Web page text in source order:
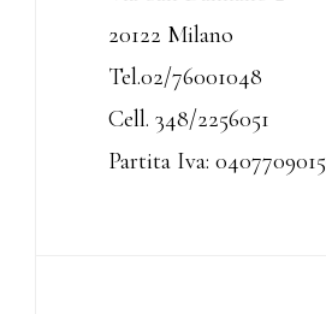
primaria
20122 Milano
Tel.02/76001048
Cell. 348/2256051
Partita Iva: